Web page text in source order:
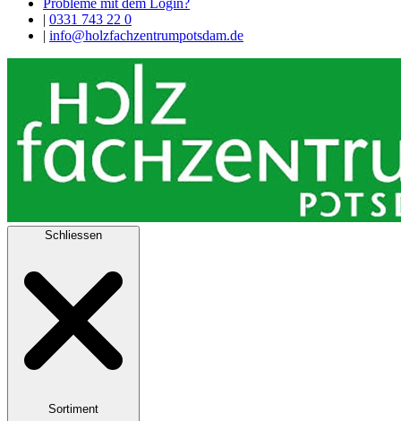
Probleme mit dem Login?
| 0331 743 22 0
| info@holzfachzentrumpotsdam.de
Schliessen
Sortiment